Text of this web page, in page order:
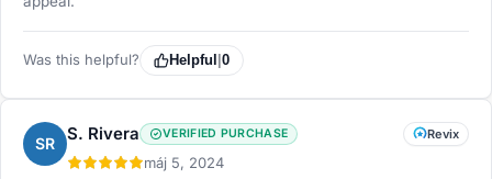
Was this helpful? Helpful 0
SR S. Rivera VERIFIED PURCHASE
máj 5, 2024
Revix